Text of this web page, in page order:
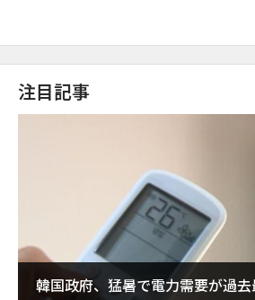
注目記事
韓国政府、猛暑で電力需要が過